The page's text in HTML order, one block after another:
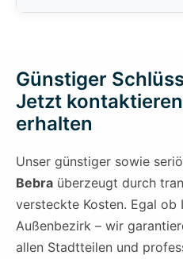
Günstiger
Jetzt
erhalten
Unser günstiger sowie
Bebra überzeugt durch
versteckte Kosten. Egal ob
Außenbezirk – wir
allen Stadtteilen und